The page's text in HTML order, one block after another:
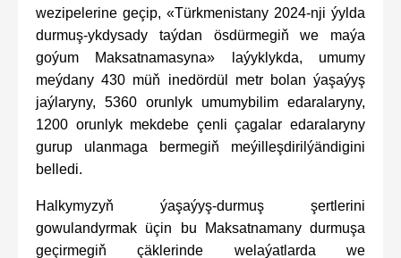
wezipelerine geçip, «Türkmenistany 2024-nji ýylda
durmuş-ykdysady taýdan ösdürmegiň we maýa
goýum Maksatnamasyna» laýyklykda, umumy
meýdany 430 müň inedördül metr bolan ýaşaýyş
jaýlaryny, 5360 orunlyk umumybilim edaralaryny,
1200 orunlyk mekdebe çenli çagalar edaralaryny
gurup ulanmaga bermegiň meýilleşdirilýändigini
belledi.
Halkymyzyň ýaşaýyş-durmuş şertlerini
gowulandyrmak üçin bu Maksatnamany durmuşa
geçirmegiň çäklerinde welaýatlarda we